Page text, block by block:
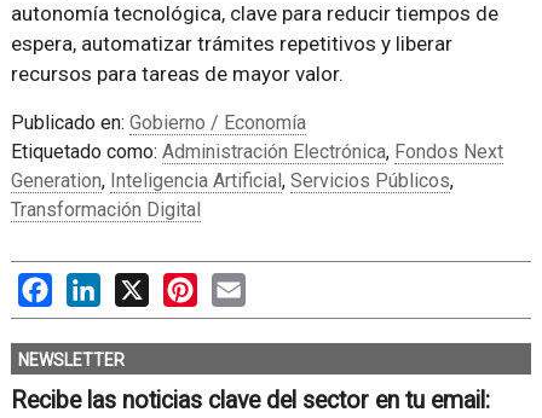
autonomía tecnológica, clave para reducir tiempos de
espera, automatizar trámites repetitivos y liberar
recursos para tareas de mayor valor.
Publicado en: Gobierno / Economía
Etiquetado como: Administración Electrónica, Fondos Next
Generation, Inteligencia Artificial, Servicios Públicos,
Transformación Digital
FacebookLinkedIn
X PinterestEmail
NEWSLETTER
Recibe las noticias clave del sector en tu email: